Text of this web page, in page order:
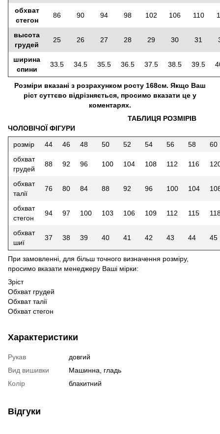
обхват
стегон
86 90 94 98 102 106 110
высота
грудей
25 26 27 28 29 30 31
ширина
спини
33.5 34.5 35.5 36.5 37.5 38.5 39.5
Розміри вказані з розрахунком росту 168см. Якщо Ваш
ріст суттєво відрізняється, просимо вказати це у
коментарях.
ТАБЛИЦЯ РОЗМІРІВ
ЧОЛОВІЧОЇ ФІГУРИ
розмір 44 46 48 50 52 54 56 58
60
обхват
грудей
88 92 96 100 104 108 112 116
обхват
талії
76 80 84 88 92 96 100 104
обхват
стегон
94 97 100 103 106 109 112 115
обхват
шиї
37 38 39 40 41 42 43 44 45
При замовленні, для більш точного визначення розміру,
просимо вказати менеджеру Ваші мірки:
Зріст
Обхват грудей
Обхват талії
Обхват стегон
Характеристики
Рукав
довгий
Вид вишивки
Машинна, гладь
Колір
блакитний
Відгуки